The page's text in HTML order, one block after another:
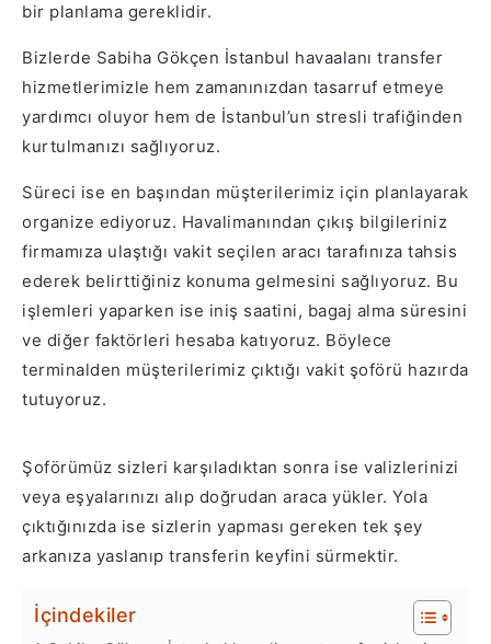
bir planlama gereklidir.
Bizlerde Sabiha Gökçen İstanbul havaalanı transfer
hizmetlerimizle hem zamanınızdan tasarruf etmeye
yardımcı oluyor hem de İstanbul’un stresli trafiğinden
kurtulmanızı sağlıyoruz.
Süreci ise en başından müşterilerimiz için planlayarak
organize ediyoruz. Havalimanından çıkış bilgileriniz
firmamıza ulaştığı vakit seçilen aracı tarafınıza tahsis
ederek belirttiğiniz konuma gelmesini sağlıyoruz. Bu
işlemleri yaparken ise iniş saatini, bagaj alma süresini
ve diğer faktörleri hesaba katıyoruz. Böylece
terminalden müşterilerimiz çıktığı vakit şoförü hazırda
tutuyoruz.
Şoförümüz sizleri karşıladıktan sonra ise valizlerinizi
veya eşyalarınızı alıp doğrudan araca yükler. Yola
çıktığınızda ise sizlerin yapması gereken tek şey
arkanıza yaslanıp transferin keyfini sürmektir.
İçindekiler